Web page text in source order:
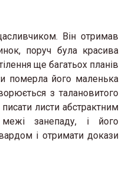
Він отримав
поруч була красива
ще багатьох планів
померла його маленька
з талановитого
листи абстрактним
занепаду, і його
і отримати докази